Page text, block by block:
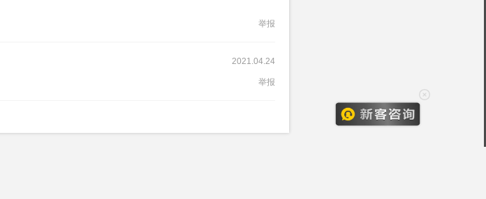
举报
2021.04.24
举报